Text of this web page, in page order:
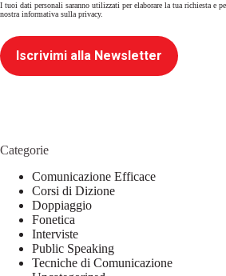
I tuoi dati personali saranno utilizzati per elaborare la tua richiesta e
nostra informativa sulla privacy.
Iscrivimi alla Newsletter
Categorie
Comunicazione Efficace
Corsi di Dizione
Doppiaggio
Fonetica
Interviste
Public Speaking
Tecniche di Comunicazione